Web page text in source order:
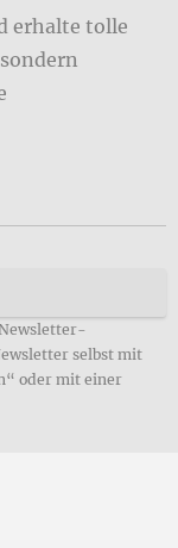
erhalte tolle
selbst mit
oder mit einer